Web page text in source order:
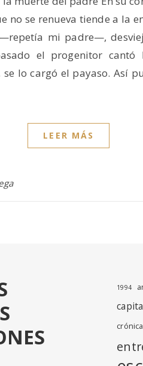
no se renueva tiende a la
mi padre—,
el progenitor cantó
lo cargó el payaso. Así
LEER MÁS
1994
crónica